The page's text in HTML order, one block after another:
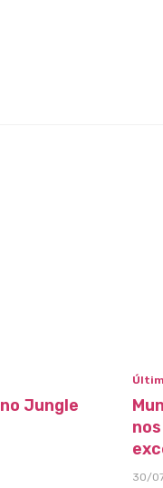
Jungle
30/